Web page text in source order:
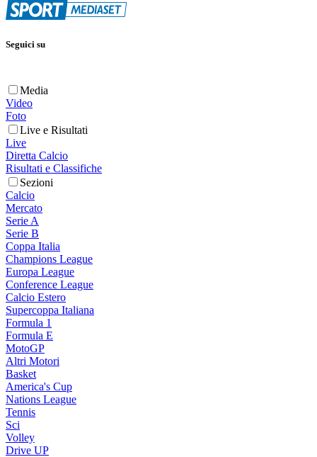
Seguici su
Media
Video
Foto
Live e Risultati
Live
Diretta Calcio
Risultati e Classifiche
Sezioni
Calcio
Mercato
Serie A
Serie B
Coppa Italia
Champions League
Europa League
Conference League
Calcio Estero
Supercoppa Italiana
Formula 1
Formula E
MotoGP
Altri Motori
Basket
America's Cup
Nations League
Tennis
Sci
Volley
Drive UP